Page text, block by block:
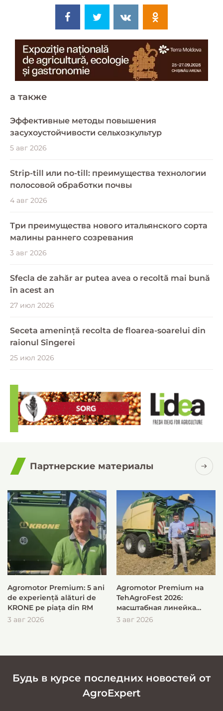
a также
Эффективные методы повышения
засухоустойчивости сельхозкультур
5 авг 2026
Strip-till или no-till: преимущества технологии
полосовой обработки почвы
4 авг 2026
Три преимущества нового итальянского сорта
малины раннего созревания
3 авг 2026
Sfecla de zahăr ar putea avea o recoltă mai bună
în acest an
27 июл 2026
Seceta amenință recolta de floarea-soarelui din
raionul Sîngerei
25 июл 2026
Партнерские материалы
Agromotor Premium: 5 ani
de experiență alături de
KRONE pe piața din RM
3 авг 2026
Agromotor Premium на
TehAgroFest 2026:
масштабная линейка
KRONE для быстрой и
3 авг 2026
Будь в курсе последних новостей от
AgroExpert